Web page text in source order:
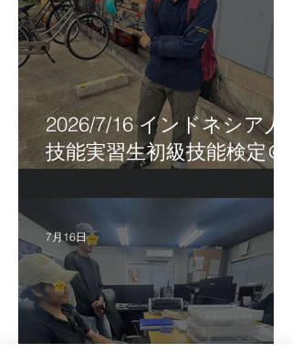
2026/7/16 インドネシア人
技能実習生初級技能検定＠
7月16日